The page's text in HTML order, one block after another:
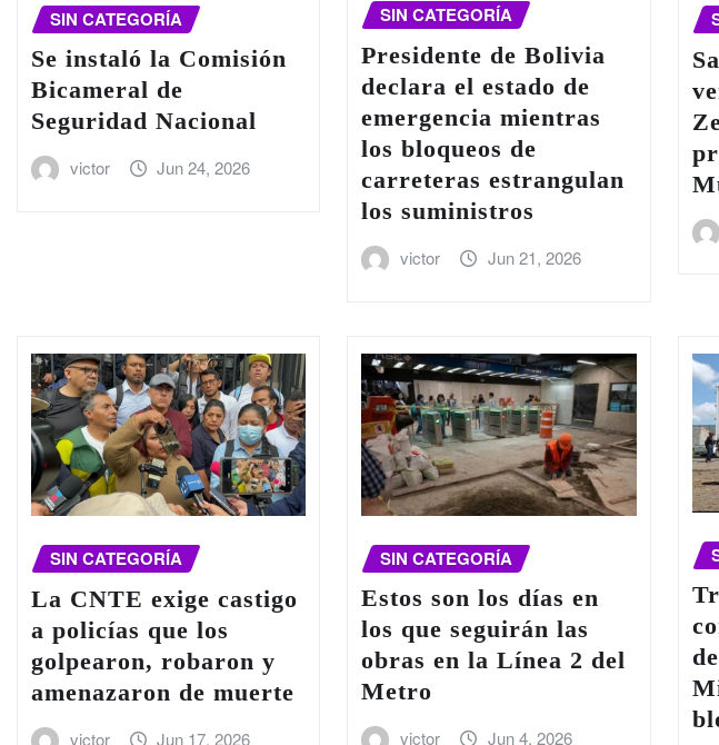
SIN CATEGORÍA
Se instaló la Comisión
Bicameral de
Seguridad Nacional
victor Jun 24, 2026
SIN CATEGORÍA
Presidente de Bolivia
declara el estado de
emergencia mientras
los bloqueos de
carreteras estrangulan
los suministros
victor Jun 21, 2026
SIN CATEGORÍA
La CNTE exige castigo
a policías que los
golpearon, robaron y
amenazaron de muerte
victor Jun 17, 2026
SIN CATEGORÍA
Estos son los días en
los que seguirán las
obras en la Línea 2 del
Metro
victor Jun 4, 2026